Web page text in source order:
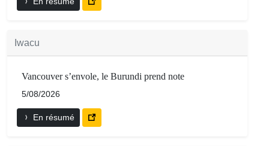
Iwacu
Vancouver s’envole, le Burundi prend note
5/08/2026
En résumé